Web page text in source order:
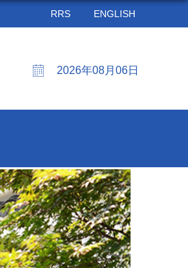
RRS ENGLISH
2026年08月06日